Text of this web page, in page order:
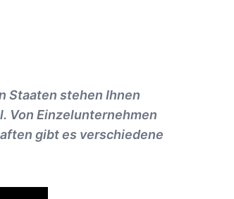
Staaten stehen Ihnen
Von Einzelunternehmen
gibt es verschiedene